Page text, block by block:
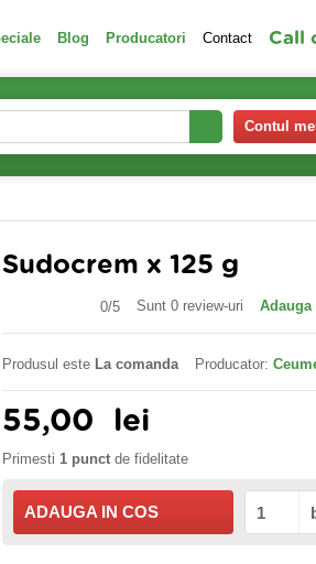
Blog Producatori Contact Call
Contul
Sudocrem x 125 g
0/5 Sunt 0 review-uri Adauga
Produsul este La comanda Producator:
55,00 lei
Primesti 1 punct de fidelitate
ADAUGA IN COS